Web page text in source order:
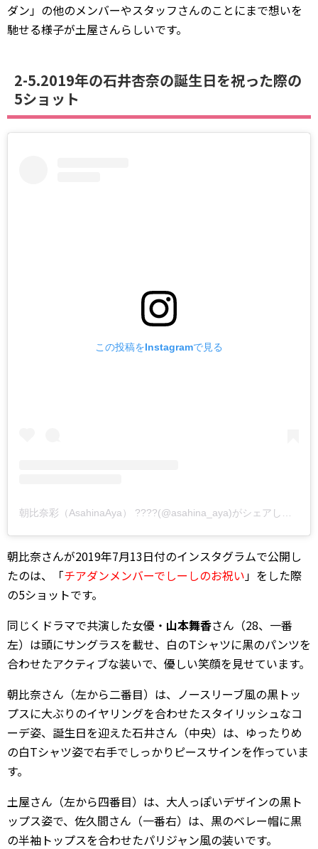
ダン」の他のメンバーやスタッフさんのことにまで想いを
馳せる様子が土屋さんらしいです。
2-5.2019年の石井杏奈の誕生日を祝った際の
5ショット
この投稿をInstagramで見る
朝比奈さんが2019年7月13日付のインスタグラムで公開し
たのは、「チアダンメンバーでしーしのお祝い 」をした際
の5ショットです。
同じくドラマで共演した女優・ 山本舞香さん（28、一番
左）は頭にサングラスを載せ、白のTシャツに黒のパンツを
合わせたアクティブな装いで、優しい笑顔を見せています。
朝比奈さん（左から二番目）は、ノースリーブ風の黒トッ
プスに大ぶりのイヤリングを合わせたスタイリッシュなコ
ーデ姿、誕生日を迎えた石井さん（中央）は、ゆったりめ
の白Tシャツ姿で右手でしっかりピースサインを作っていま
す。
土屋さん（左から四番目）は、大人っぽいデザインの黒ト
ップス姿で、佐久間さん（一番右）は、黒のベレー帽に黒
の半袖トップスを合わせたパリジャン風の装いです。